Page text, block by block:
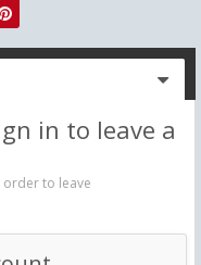
in to leave a
to leave